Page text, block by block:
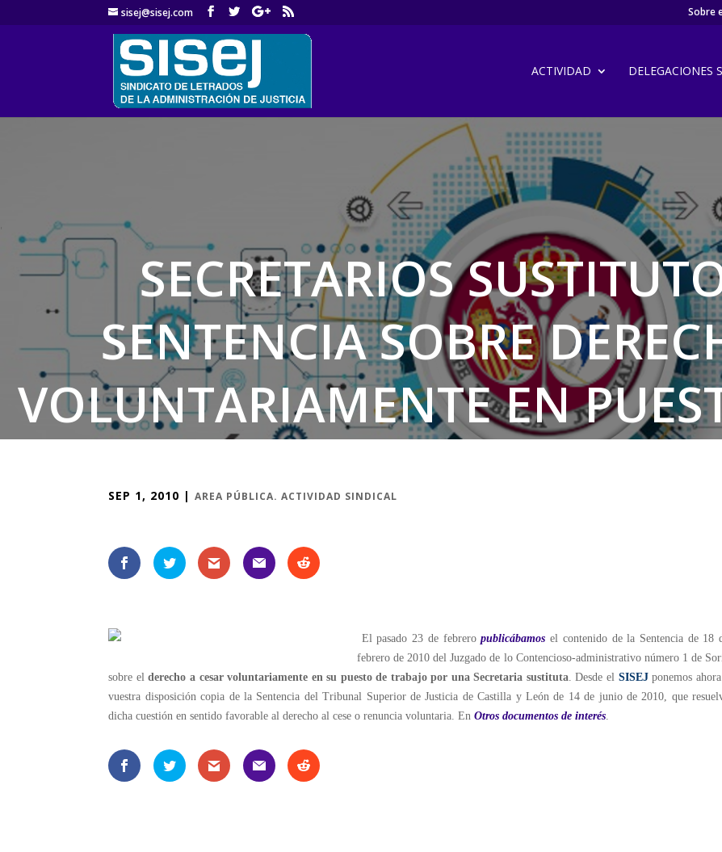
sisej@sisej.com Sobre
ACTIVIDAD DELEGACIONES
'
SECRETARIOS
SENTENCIA SOBRE
VOLUNTARIAMENTE EN
SEP 1, 2010 |AREA PÚBLICA. ACTIVIDAD SINDICAL
El pasado 23 de febreropublicábamos el contenido de la Sentencia de 18
febrero de 2010 del Juzgado de lo Contencioso-administrativo número 1 de
sobre elderecho a cesar voluntariamente en su puesto de trabajo por una Secretaria sustituta. Desde el SISEJponemos
vuestra disposición copia de la Sentencia del Tribunal Superior de Justicia de Castilla y León de 14 de junio de 2010, que
dicha cuestión en sentido favorable al derecho al cese o renuncia voluntaria. EnOtros documentos de interés.